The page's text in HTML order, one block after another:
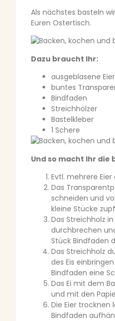
Als nächstes basteln
Euren Ostertisch.
Dazu braucht Ihr:
ausgeblasene
buntes
Bindfaden
Streichhölzer
Bastelkleber
1 Schere
Und so macht Ihr
Evtl. mehrere
Das
schneiden und
kleine Stücke
Das Streichholz
durchbrechen
Stück Bindfaden
Das Streichholz
des Eis
Bindfaden eine
Das Ei mit dem
und mit den
Die Eier trocknen
Bindfaden